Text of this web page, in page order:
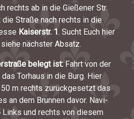
rechts ab in die Gießener Str.
die Straße nach rechts in die
Kaiserstr. 1. Sucht Euch hier
nächster Absatz.
belegt ist: Fahrt von der
Torhaus in die Burg. Hier
m rechts zurückgesetzt das
an dem Brunnen davor. Navi-
Links und rechts von diesem